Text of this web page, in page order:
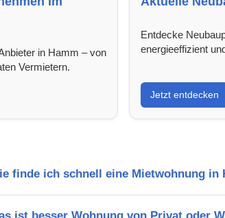
in Hamm – von
Vermietern.
Entdecke
energieeffizient
Jetzt entdecken
finde ich schnell eine Mietwohnung in